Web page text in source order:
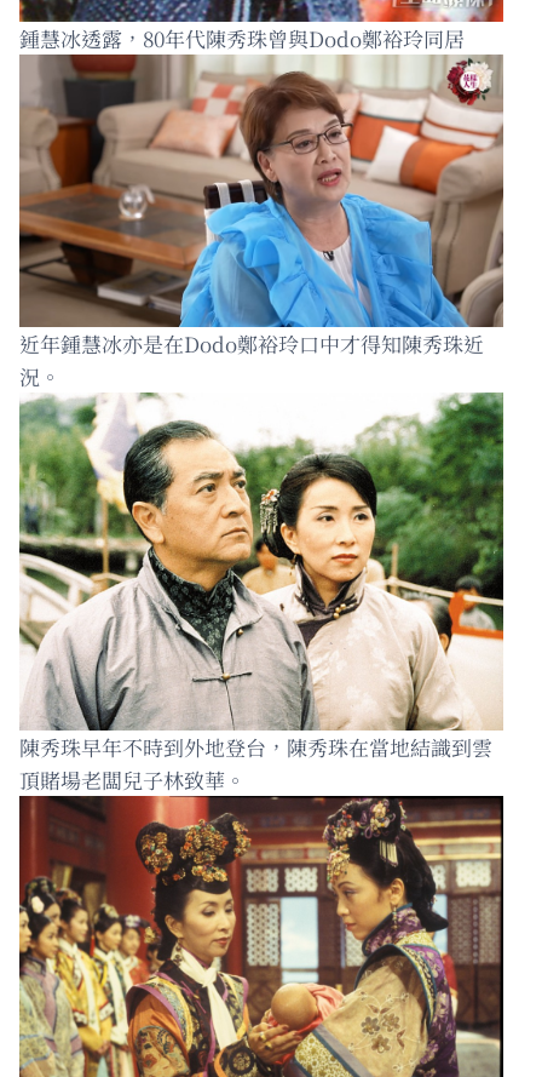
鍾慧冰透露，80年代陳秀珠曾與Dodo鄭裕玲同居
近年鍾慧冰亦是在Dodo鄭裕玲口中才得知陳秀珠近
況。
陳秀珠早年不時到外地登台，陳秀珠在當地結識到雲
頂賭場老闆兒子林致華。